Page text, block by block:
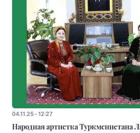
04.11.25 - 12:27
Народная артистка Туркменистана